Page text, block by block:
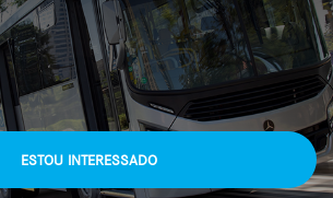
ESTOU INTERESSADO